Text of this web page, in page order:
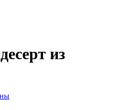
десерт из